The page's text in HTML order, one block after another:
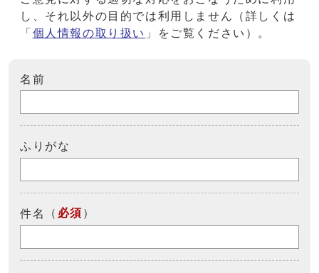
し、それ以外の目的では利用しません（詳しくは
「 個人情報の取り扱い 」をご覧ください）。
名前
ふりがな
件名 （ 必須 ）